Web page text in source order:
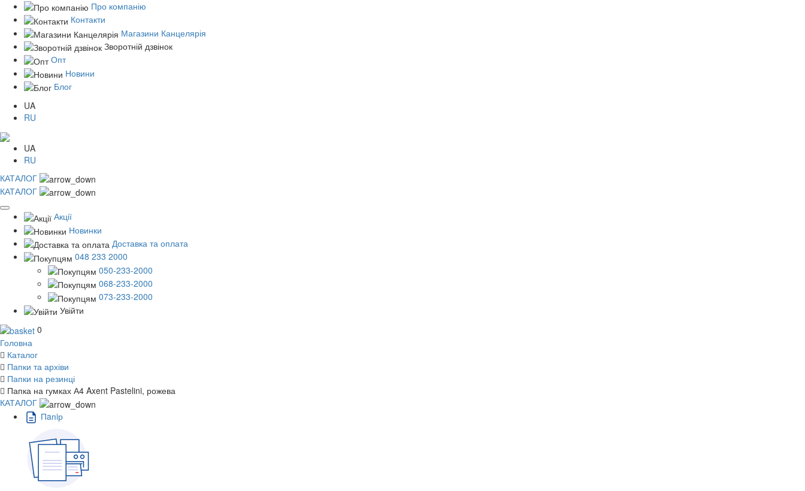
Про компанію
Контакти
Магазини Канцелярія
Зворотній дзвінок
Опт
Новини
Блог
UA
RU
UA
RU
КАТАЛОГ
КАТАЛОГ
Акції
Новинки
Доставка та оплата
048 233 2000
050-233-2000
068-233-2000
073-233-2000
Увійти
0
Головна
Каталог
Папки та архіви
Папки на резинці
Папка на гумках А4 Axent Pastelini, рожева
КАТАЛОГ
Пaпiр